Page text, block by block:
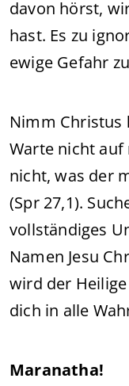
davon hörst,
hast. Es zu
ewige Gefahr
Nimm Christus
Warte nicht auf
nicht, was der
(Spr 27,1).
vollständiges
Namen Jesu
wird der
dich in alle
Maranatha!